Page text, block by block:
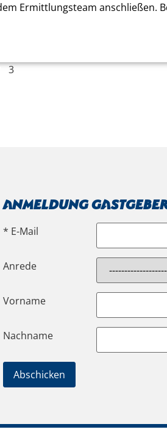
Ermittlungsteam anschließen.
3
Anmeldung
* E-Mail
Anrede
Vorname
Nachname